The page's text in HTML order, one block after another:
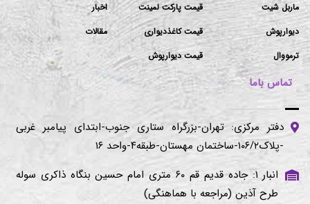
ماربل شیت
دیوارپوش
ترمووال
قیمت پارکت لمینت
قیمت کاغذدیواری
قیمت دیوارپوش
اخبار
مقالات
تماس باما
دفتر مرکزی: تهران-بزرگراه ستاری جنوب-ابتدای پیامبر غربی
-پلاک۱۰۶/۲-ساختمان مهستان-طبقه۴-واحد ۱۶
انبار ۱: جاده قدیم قم ۶۰ متری امام حسین بنگاه ذاکری سوله
طرح آذین (مراجعه با هماهنگی)